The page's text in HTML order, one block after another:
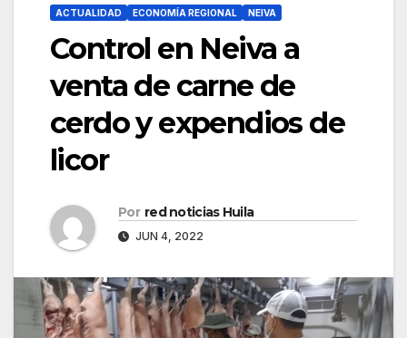
ACTUALIDAD ECONOMÍA REGIONAL NEIVA
Control en Neiva a
venta de carne de
cerdo y expendios de
licor
Por red noticias Huila
JUN 4, 2022